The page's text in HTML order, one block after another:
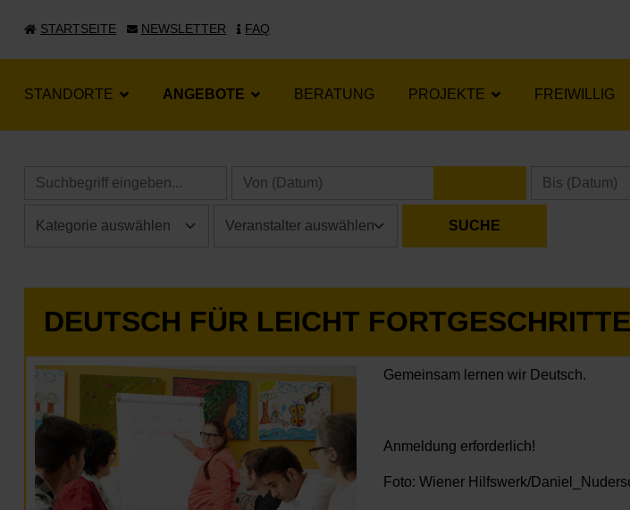
STARTSEITE NEWSLETTER FAQ
STANDORTE ANGEBOTE BERATUNG PROJEKTE FREIWILLIG
KALENDER ÖFFNEN
DEUTSCH FÜR LEICHT
Gemeinsam lernen wir Deutsch.
Anmeldung erforderlich!
Foto: Wiener Hilfswerk/